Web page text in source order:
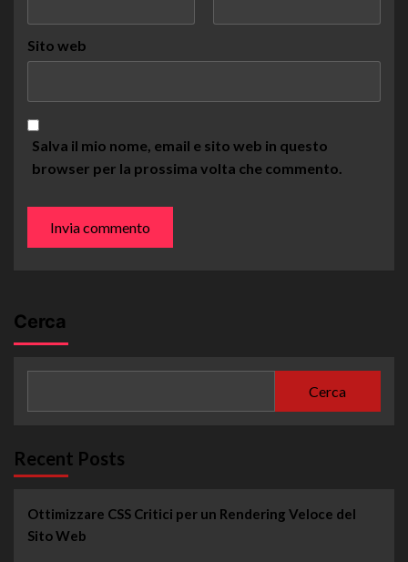
Sito web
Salva il mio nome, email e sito web in questo
browser per la prossima volta che commento.
Cerca
Cerca
Recent Posts
Ottimizzare CSS Critici per un Rendering Veloce del
Sito Web